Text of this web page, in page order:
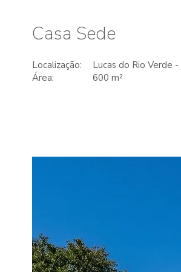
Casa Sede
Localização:
Área:
Lucas do Rio Verde
600 m²